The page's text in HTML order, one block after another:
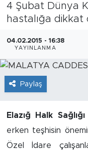
4 Şubat Dünya
hastalığa dikkat
04.02.2015 - 16:38
YAYINLANMA
Paylaş
Elazığ Halk
erken teşhisin
Özel İdare
Ekonomi
Güncel
Kültür
Teknoloji
İş İlanları
Dünya